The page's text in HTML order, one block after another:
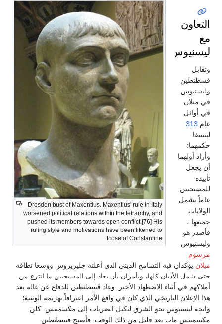
Dresden bust of Maxentius. Maxentius' rule in Italy
worsened political relations within the tetrarchy, and
pushed its members towards open conflict.[76] His
ruling style and motivations have been likened to
those of Constantine
التعاون
مع
ليسنيوس
وتقابل
قسطنطين
وليسنيوس
في ميلان
في أوائل
عام 313
لينسقا
حكمهما:
وأراد أولهما
أن يجعل
تأييده
للمسيحيين
عاماً يشمل
الولايات
جميعها ،
فأصدر هو
وليسنيوس
مرسوم
ميلان يؤكدان فيه التسامح الديني الذي أعلنه جليريروس ووسعا نطاقه
حتى شمل الأديان كلها، ويأمران بأن يعاد إلى المسيحيين ما انتزع من
أملاكهم في أثناء الاضطهاد الأخير. وعاد قسطنطين للدفاع عن غالة بعد
هذا الإعلان التاريخي الذي كان في واقع الأمر اعترافاً بهزيمة الوثنية؛
واتجه ليسنيوس نحو الشرق ليكيل الضربات إلى مكسمينس. كلن
مكسمينس مات بعد قليل من ذلك الوقت. فأصبح قسطنطين